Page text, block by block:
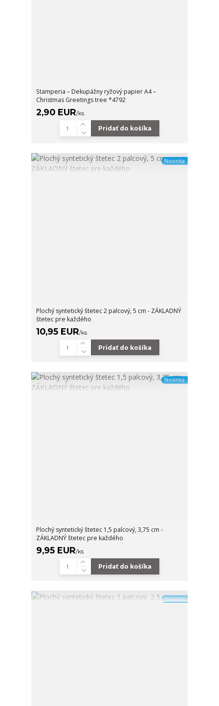
Stamperia – Dekupážny ryžový papier A4 –
Christmas Greetings tree *4792
2,90 EUR/ks
Pridať do košíka
Novinka
Plochý syntetický štetec 2 palcový, 5 cm - ZÁKLADNÝ
štetec pre každého
10,95 EUR/ks
Pridať do košíka
Novinka
Plochý syntetický štetec 1,5 palcový, 3,75 cm -
ZÁKLADNÝ štetec pre každého
9,95 EUR/ks
Pridať do košíka
Novinka